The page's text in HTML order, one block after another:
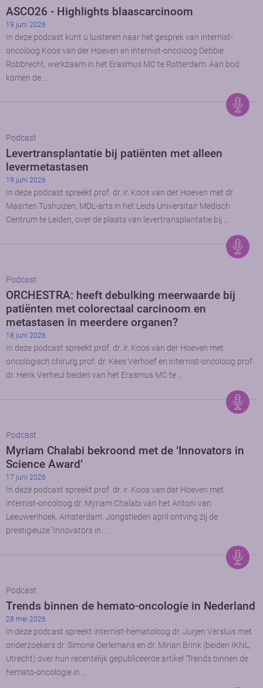
ASCO26 - Highlights blaascarcinoom
19 juni 2026
In deze podcast kunt u luisteren naar het gesprek van internist-
oncoloog Koos van der Hoeven en internist-oncoloog Debbie
Robbrecht, werkzaam in het Erasmus MC te Rotterdam. Aan bod
komen de …
Podcast
Levertransplantatie bij patiënten met alleen
levermetastasen
19 juni 2026
In deze podcast spreekt prof. dr. ir. Koos van der Hoeven met dr.
Maarten Tushuizen, MDL-arts in het Leids Universitair Medisch
Centrum te Leiden, over de plaats van levertransplantatie bij …
Podcast
ORCHESTRA: heeft debulking meerwaarde bij
patiënten met colorectaal carcinoom en
metastasen in meerdere organen?
18 juni 2026
In deze podcast spreekt prof. dr. ir. Koos van der Hoeven met
oncologisch chirurg prof. dr. Kees Verhoef en internist-oncoloog prof.
dr. Henk Verheul beiden van het Erasmus MC te …
Podcast
Myriam Chalabi bekroond met de ‘Innovators in
Science Award’
17 juni 2026
In deze podcast spreekt prof. dr. ir. Koos van der Hoeven met
internist-oncoloog dr. Myriam Chalabi van het Antoni van
Leeuwenhoek, Amsterdam. Jongstleden april ontving zij de
prestigieuze ‘Innovators in …
Podcast
Trends binnen de hemato-oncologie in Nederland
28 mei 2026
In deze podcast spreekt internist-hematoloog dr. Jurjen Versluis met
onderzoekers dr. Simone Oerlemans en dr. Mirian Brink (beiden IKNL,
Utrecht) over hun recentelijk gepubliceerde artikel ‘Trends binnen de
hemato-oncologie in …